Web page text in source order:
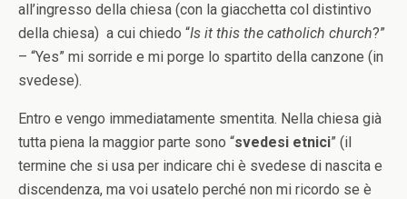
all’ingresso della chiesa (con la giacchetta col distintivo
della chiesa) a cui chiedo “Is it this the catholich church?”
– “Yes” mi sorride e mi porge lo spartito della canzone (in
svedese).
Entro e vengo immediatamente smentita. Nella chiesa già
tutta piena la maggior parte sono “svedesi etnici” (il
termine che si usa per indicare chi è svedese di nascita e
discendenza, ma voi usatelo perché non mi ricordo se è